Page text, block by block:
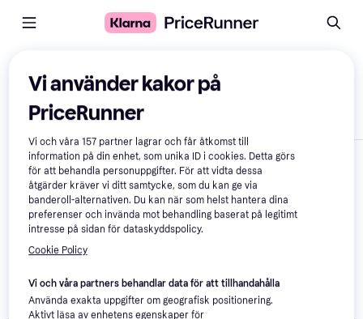
Jämför produkter
Visa endast skillnader
- Lightpink
359 kr
Vi använder kakor på
PriceRunner
Vi och våra157 partner lagrar och får åtkomst till
information på din enhet, som unika ID i cookies. Detta görs
för att behandla personuppgifter. För att vidta dessa
åtgärder kräver vi ditt samtycke, som du kan ge via
banderoll-alternativen. Du kan när som helst hantera dina
preferenser och invända mot behandling baserat på legitimt
intresse på sidan för dataskyddspolicy.
Cookie Policy
Vi och våra partners behandlar data för att tillhandahålla
Använda exakta uppgifter om geografisk positionering.
Aktivt läsa av enhetens egenskaper för